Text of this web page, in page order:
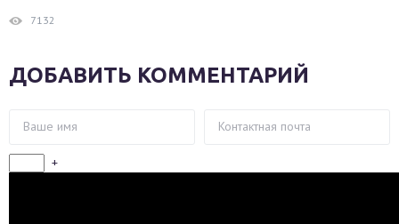
7132
ДОБАВИТЬ КОММЕНТАРИЙ
+